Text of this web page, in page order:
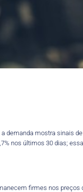
demanda mostra sinais
nos últimos 30 dias;
firmes nos